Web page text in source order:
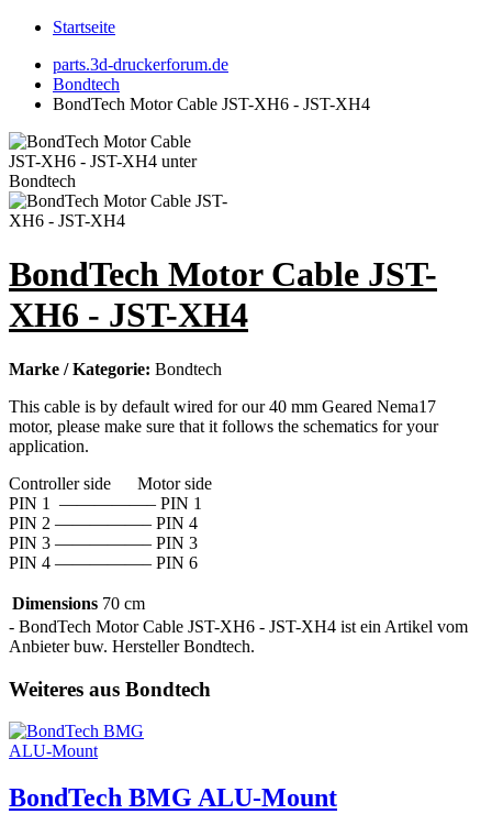
Startseite
parts.3d-druckerforum.de
Bondtech
BondTech Motor Cable JST-XH6 - JST-XH4
BondTech Motor Cable JST-
XH6 - JST-XH4
Marke / Kategorie: Bondtech
This cable is by default wired for our 40 mm Geared Nema17
motor, please make sure that it follows the schematics for your
application.
Controller side Motor side
PIN 1 —————– PIN 1
PIN 2 —————– PIN 4
PIN 3 —————– PIN 3
PIN 4 —————– PIN 6
Dimensions 70 cm
- BondTech Motor Cable JST-XH6 - JST-XH4 ist ein Artikel vom
Anbieter buw. Hersteller Bondtech.
Weiteres aus Bondtech
BondTech BMG ALU-Mount